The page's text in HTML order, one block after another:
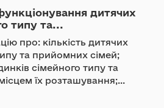
дитячих
типу та...
про: кількість дитячих
та прийомних сімей;
сімейного типу та
їх розташування;...